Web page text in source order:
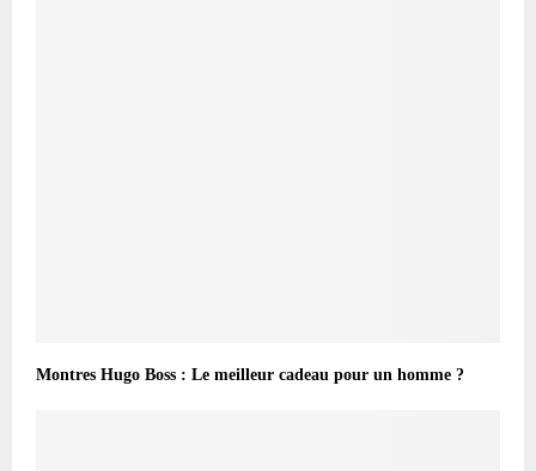
Montres Hugo Boss : Le meilleur cadeau pour un homme ?